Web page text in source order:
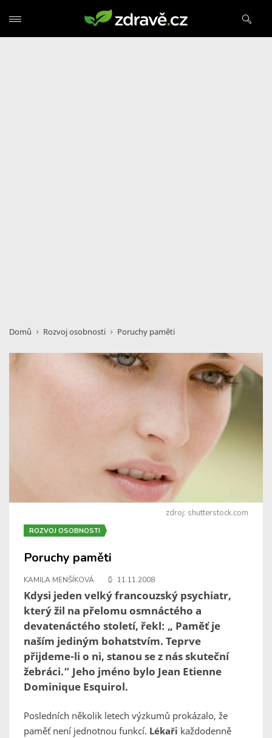
Domů Rozvoj osobnosti Poruchy paměti
zdroj: shutterstock.com
ROZVOJ OSOBNOSTI
Poruchy paměti
KAMILA MENŠÍKOVÁ 11.11.2008
Kdysi jeden velký francouzský psychiatr,
který žil na přelomu osmnáctého a
devatenáctého století, řekl: „ Paměť je
naším jediným bohatstvím. Teprve
přijdeme-li o ni, stanou se z nás skuteční
žebráci.“ Jeho jméno bylo Jean Etienne
Dominique Esquirol.
Posledních několik letech výzkumů prokázalo, že
paměť není jednotnou funkcí. Lékaři každodenně